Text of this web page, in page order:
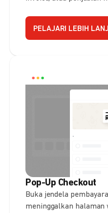
PELAJARI LEBIH
Pop-Up Checkout
Buka jendela
meninggalkan halaman